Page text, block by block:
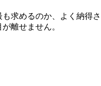
求めるのか、よく納得
離せません。